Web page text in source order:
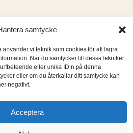
samtycke
använder vi teknik som cookies för att lagra
När du samtycker till dessa tekniker
eller unika ID:n på denna
eller om du återkallar ditt samtycke kan
negativt.
Acceptera